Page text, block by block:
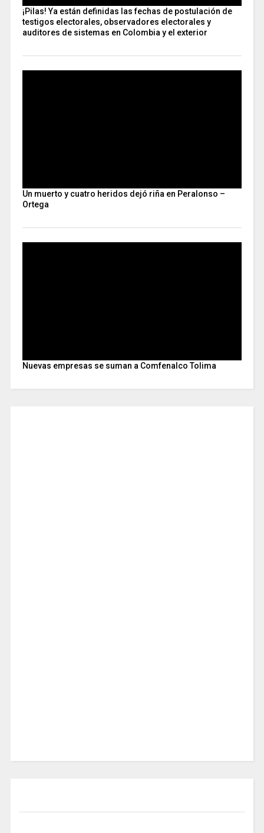
¡Pilas! Ya están definidas las fechas de postulación de
testigos electorales, observadores electorales y
auditores de sistemas en Colombia y el exterior
Un muerto y cuatro heridos dejó riña en Peralonso –
Ortega
Nuevas empresas se suman a Comfenalco Tolima